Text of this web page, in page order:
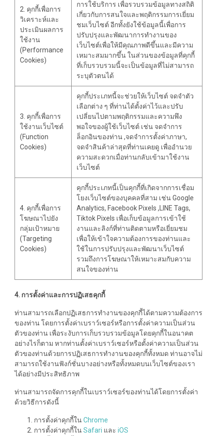
2. คุกกี้เพื่อการ
วิเคราะห์และ
ประเมินผลการ
ใช้งาน
(Performance
Cookies)
การใช้บริการ เพื่อรวบรวมข้อมูลทางสถิติ
เกี่ยวกับการสนใจและพฤติกรรมการเยี่ยม
ชมเว็บไซต์ อีกทั้งยังใช้ข้อมูลนี้เพื่อการ
ปรับปรุงและพัฒนาการทำงานของ
เว็บไซต์เพื่อให้มีคุณภาพดีขึ้นและมีความ
เหมาะสมมากขึ้น ในส่วนของข้อมูลที่คุกกี้
ที่เก็บรวบรวมนี้จะเป็นข้อมูลที่ไม่สามารถ
ระบุตัวตนได้
3. คุกกี้เพื่อการ
ใช้งานเว็บไซต์
(Function
Cookies)
คุกกี้ประเภทนี้จะช่วยให้เว็บไซต์ จดจำตัว
เลือกต่าง ๆ ที่ท่านได้ตั้งค่าไว้และปรับ
เปลี่ยนไปตามพฤติกรรมและความพึง
พอใจของผู้ใช้เว็บไซต์ เช่น จดจำการ
ล็อกอินของท่าน ,จดจำการตั้งค่าภาษา,
จดจำสินค้าล่าสุดที่ท่านเคยดู เพื่ออำนวย
ความสะดวกเมื่อท่านกลับเข้ามาใช้งาน
เว็บไซต์
4. คุกกี้เพื่อการ
โฆษณาไปยัง
กลุ่มเป้าหมาย
(Targeting
Cookies)
คุกกี้ประเภทนี้เป็นคุกกี้ที่เกิดจากการเชื่อม
โยงเว็บไซต์ของบุคคลที่สาม เช่น Google
Analytics, Facebook Pixels ,LINE Tags,
Tiktok Pixels เพื่อเก็บข้อมูลการเข้าใช้
งานและลิงก์ที่ท่านติดตามหรือเยี่ยมชม
เพื่อให้เข้าใจความต้องการของท่านและ
ใช้ในการปรับปรุงและพัฒนาเว็บไซต์
รวมถึงการโฆษณาให้เหมาะสมกับความ
สนใจของท่าน
4. การตั้งค่าและการปฏิเสธคุกกี้
ท่านสามารถเลือกปฏิเสธการทำงานของคุกกี้ได้ตามความต้องการ
ของท่าน โดยการตั้งค่าเบราว์เซอร์หรือการตั้งค่าความเป็นส่วน
ตัวของท่าน เพื่อระงับการเก็บรวบรวมข้อมูลโดยคุกกี้ในอนาคต
อย่างไรก็ตาม หากท่านตั้งค่าเบราว์เซอร์หรือตั้งค่าความเป็นส่วน
ตัวของท่านด้วยการปฏิเสธการทำงานของคุกกี้ทั้งหมด ท่านอาจไม่
สามารถใช้งานฟังก์ชั่นบางอย่างหรือทั้งหมดบนเว็บไซต์ของเรา
ได้อย่างมีประสิทธิภาพ
ท่านสามารถจัดการคุกกี้ในเบราว์เซอร์ของท่านได้โดยการตั้งค่า
ด้วยวิธีการดังนี้
การตั้งค่าคุกกี้ใน Chrome
การตั้งค่าคุกกี้ใน Safari และ iOS